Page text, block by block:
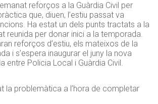
reforços a la Guàrdia Civil per
que, diuen, l’estiu passat va
Ha estat un dels punts tractats a la
reunida per donar inici a la temporada.
reforços d’estiu, els mateixos de la
i s’espera inaugurar el juny la nova
entre Policia Local i Guàrdia Civil.
la problemàtica a l’hora de completar